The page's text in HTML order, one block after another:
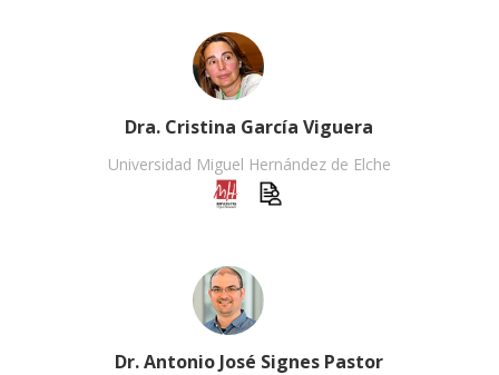
Dra. Cristina García Viguera
Universidad Miguel Hernández de Elche
Dr. Antonio José Signes Pastor